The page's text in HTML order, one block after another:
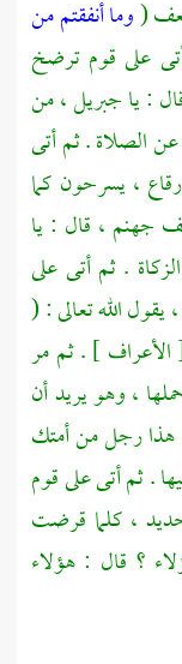
(وما أنفقتم من
على قوم ترضخ
: ياجبريل ،من
الصلاة . ثم أتى
، يسرحون كما
جهنم ، قال : يا
. ثم أتى على
الله تعالى : (
[ الأعراف ] . ثم مر
، وهو يريد أن
هذا رجل من أمتك
. ثم أتى على قوم
، كلما قرضت
؟ قال : هؤلاء